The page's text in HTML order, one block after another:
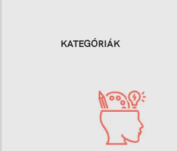
KATEGÓRIÁK